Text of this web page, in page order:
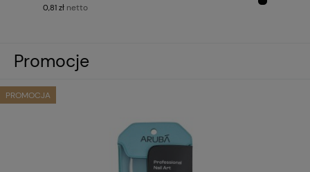
0,81 zł netto
Promocje
PROMOCJA